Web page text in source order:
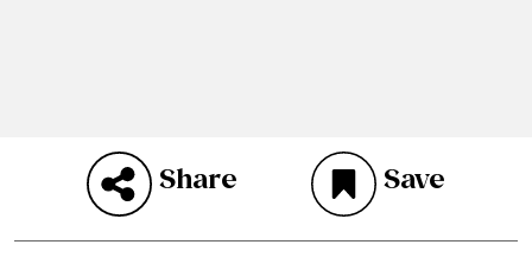
Share Save